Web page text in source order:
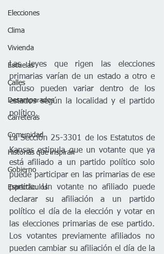
Elecciones
Clima
Vivienda
Escuelas
Calles
Desamparados
Carreteras
Comunidad
Historias que inspiran
Gobierno
Espectáculos
Las leyes que rigen las elecciones
primarias varían de un estado a otro e
incluso pueden variar dentro de los
estados según la localidad y el partido
político.
La Sección 25-3301 de los Estatutos de
Kansas estipula que un votante que ya
está afiliado a un partido político solo
puede participar en las primarias de ese
partido. Un votante no afiliado puede
declarar su afiliación a un partido
político el día de la elección y votar en
las elecciones primarias de ese partido.
Los votantes previamente afiliados no
pueden cambiar su afiliación el día de la